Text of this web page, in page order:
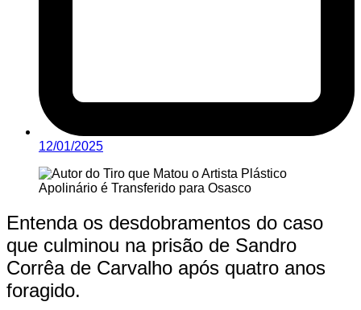
12/01/2025
Entenda os desdobramentos do caso
que culminou na prisão de Sandro
Corrêa de Carvalho após quatro anos
foragido.